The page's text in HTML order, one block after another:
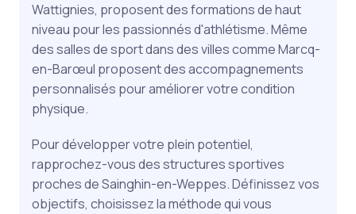
Wattignies, proposent des formations de haut
niveau pour les passionnés d'athlétisme. Même
des salles de sport dans des villes comme Marcq-
en-Barœul proposent des accompagnements
personnalisés pour améliorer votre condition
physique.
Pour développer votre plein potentiel,
rapprochez-vous des structures sportives
proches de Sainghin-en-Weppes. Définissez vos
objectifs, choisissez la méthode qui vous